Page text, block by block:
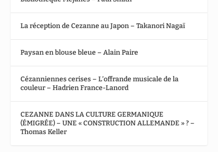
La réception de Cezanne au Japon – Takanori Nagaï
Paysan en blouse bleue – Alain Paire
Cézanniennes cerises – L’offrande musicale de la
couleur – Hadrien France-Lanord
CEZANNE DANS LA CULTURE GERMANIQUE
(ÉMIGRÉE) – UNE « CONSTRUCTION ALLEMANDE » ? –
Thomas Keller